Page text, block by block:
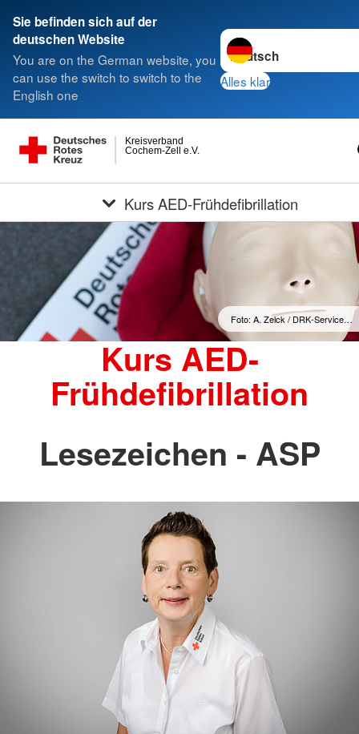
Sie befinden sich auf der
deutschen Website
You are on the German website, you
can use the switch to switch to the
English one
Sprache wechseln zu
Alles klar
Cochem-Zell e.V.
Kreisverband
Kurs AED-Frühdefibrillation
Foto: A. Zelck / DRK-Service…
Kurs AED-
Frühdefibrillation
Lesezeichen - ASP